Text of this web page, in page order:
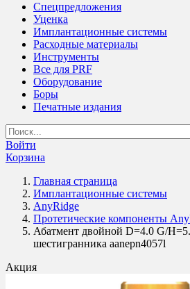
Спецпредложения
Уценка
Имплантационные системы
Расходные материалы
Инструменты
Все для PRF
Оборудование
Боры
Печатные издания
Войти
Корзина
Главная страница
Имплантационные системы
AnyRidge
Протетические компоненты
Абатмент двойной D=4.0 G/
шестигранника aanepn4057l
Акция